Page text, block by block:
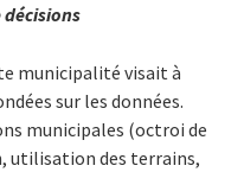
municipalité visait à
sur les données.
municipales (octroi de
utilisation des terrains,